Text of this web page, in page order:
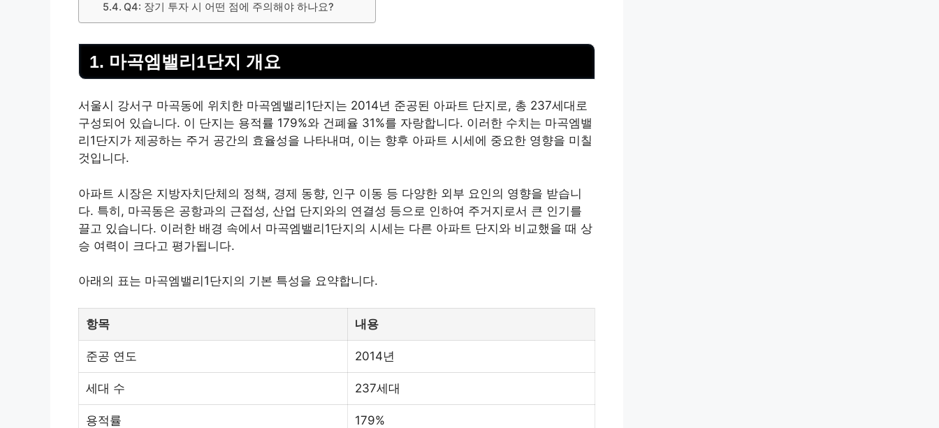
Q4: 장기 투자 시 어떤 점에 주의해야 하나요?
1. 마곡엠밸리1단지 개요
서울시 강서구 마곡동에 위치한 마곡엠밸리1단지는 2014년 준공된 아파트 단지로, 총 237세대로
구성되어 있습니다. 이 단지는 용적률 179%와 건폐율 31%를 자랑합니다. 이러한 수치는 마곡엠밸
리1단지가 제공하는 주거 공간의 효율성을 나타내며, 이는 향후 아파트 시세에 중요한 영향을 미칠
것입니다.
아파트 시장은 지방자치단체의 정책, 경제 동향, 인구 이동 등 다양한 외부 요인의 영향을 받습니
다. 특히, 마곡동은 공항과의 근접성, 산업 단지와의 연결성 등으로 인하여 주거지로서 큰 인기를
끌고 있습니다. 이러한 배경 속에서 마곡엠밸리1단지의 시세는 다른 아파트 단지와 비교했을 때 상
승 여력이 크다고 평가됩니다.
아래의 표는 마곡엠밸리1단지의 기본 특성을 요약합니다.
항목 내용
준공 연도 2014년
세대 수 237세대
용적률 179%